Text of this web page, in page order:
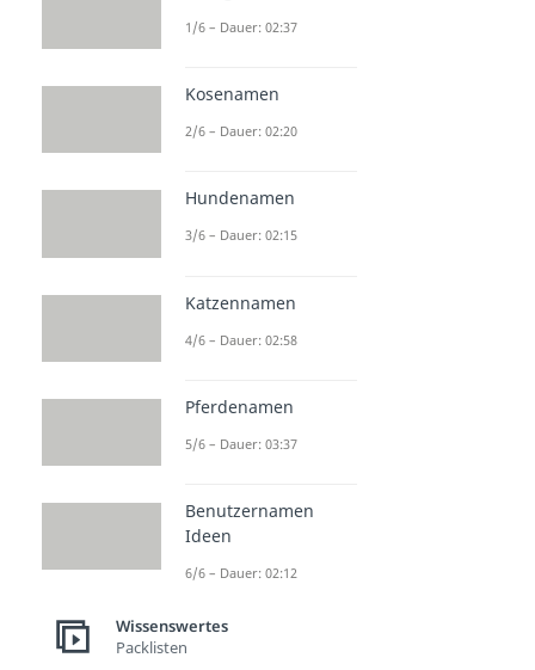
1/6 – Dauer: 02:37
Kosenamen
2/6 – Dauer: 02:20
Hundenamen
3/6 – Dauer: 02:15
Katzennamen
4/6 – Dauer: 02:58
Pferdenamen
5/6 – Dauer: 03:37
Benutzernamen
Ideen
6/6 – Dauer: 02:12
Wissenswertes
Packlisten